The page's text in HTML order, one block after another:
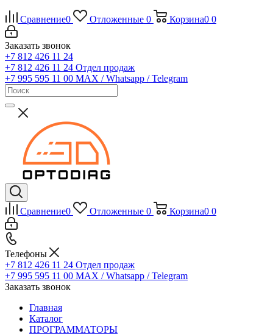
Сравнение0 Отложенные 0 Корзина0 0
Заказать звонок
+7 812 426 11 24
+7 812 426 11 24 Отдел продаж
+7 995 595 11 00 MAX / Whatsapp / Telegram
Сравнение0 Отложенные 0 Корзина0 0
Телефоны
+7 812 426 11 24 Отдел продаж
+7 995 595 11 00 MAX / Whatsapp / Telegram
Заказать звонок
Главная
Каталог
ПРОГРАММАТОРЫ